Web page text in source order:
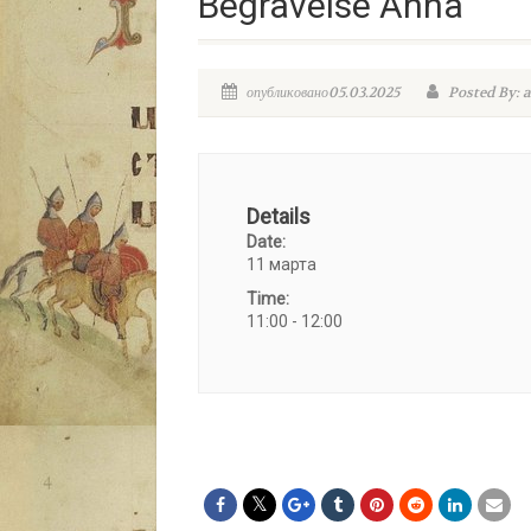
опубликовано05.03.2025 Posted By:
Details
Date:
11 марта
Time:
11:00 - 12:00